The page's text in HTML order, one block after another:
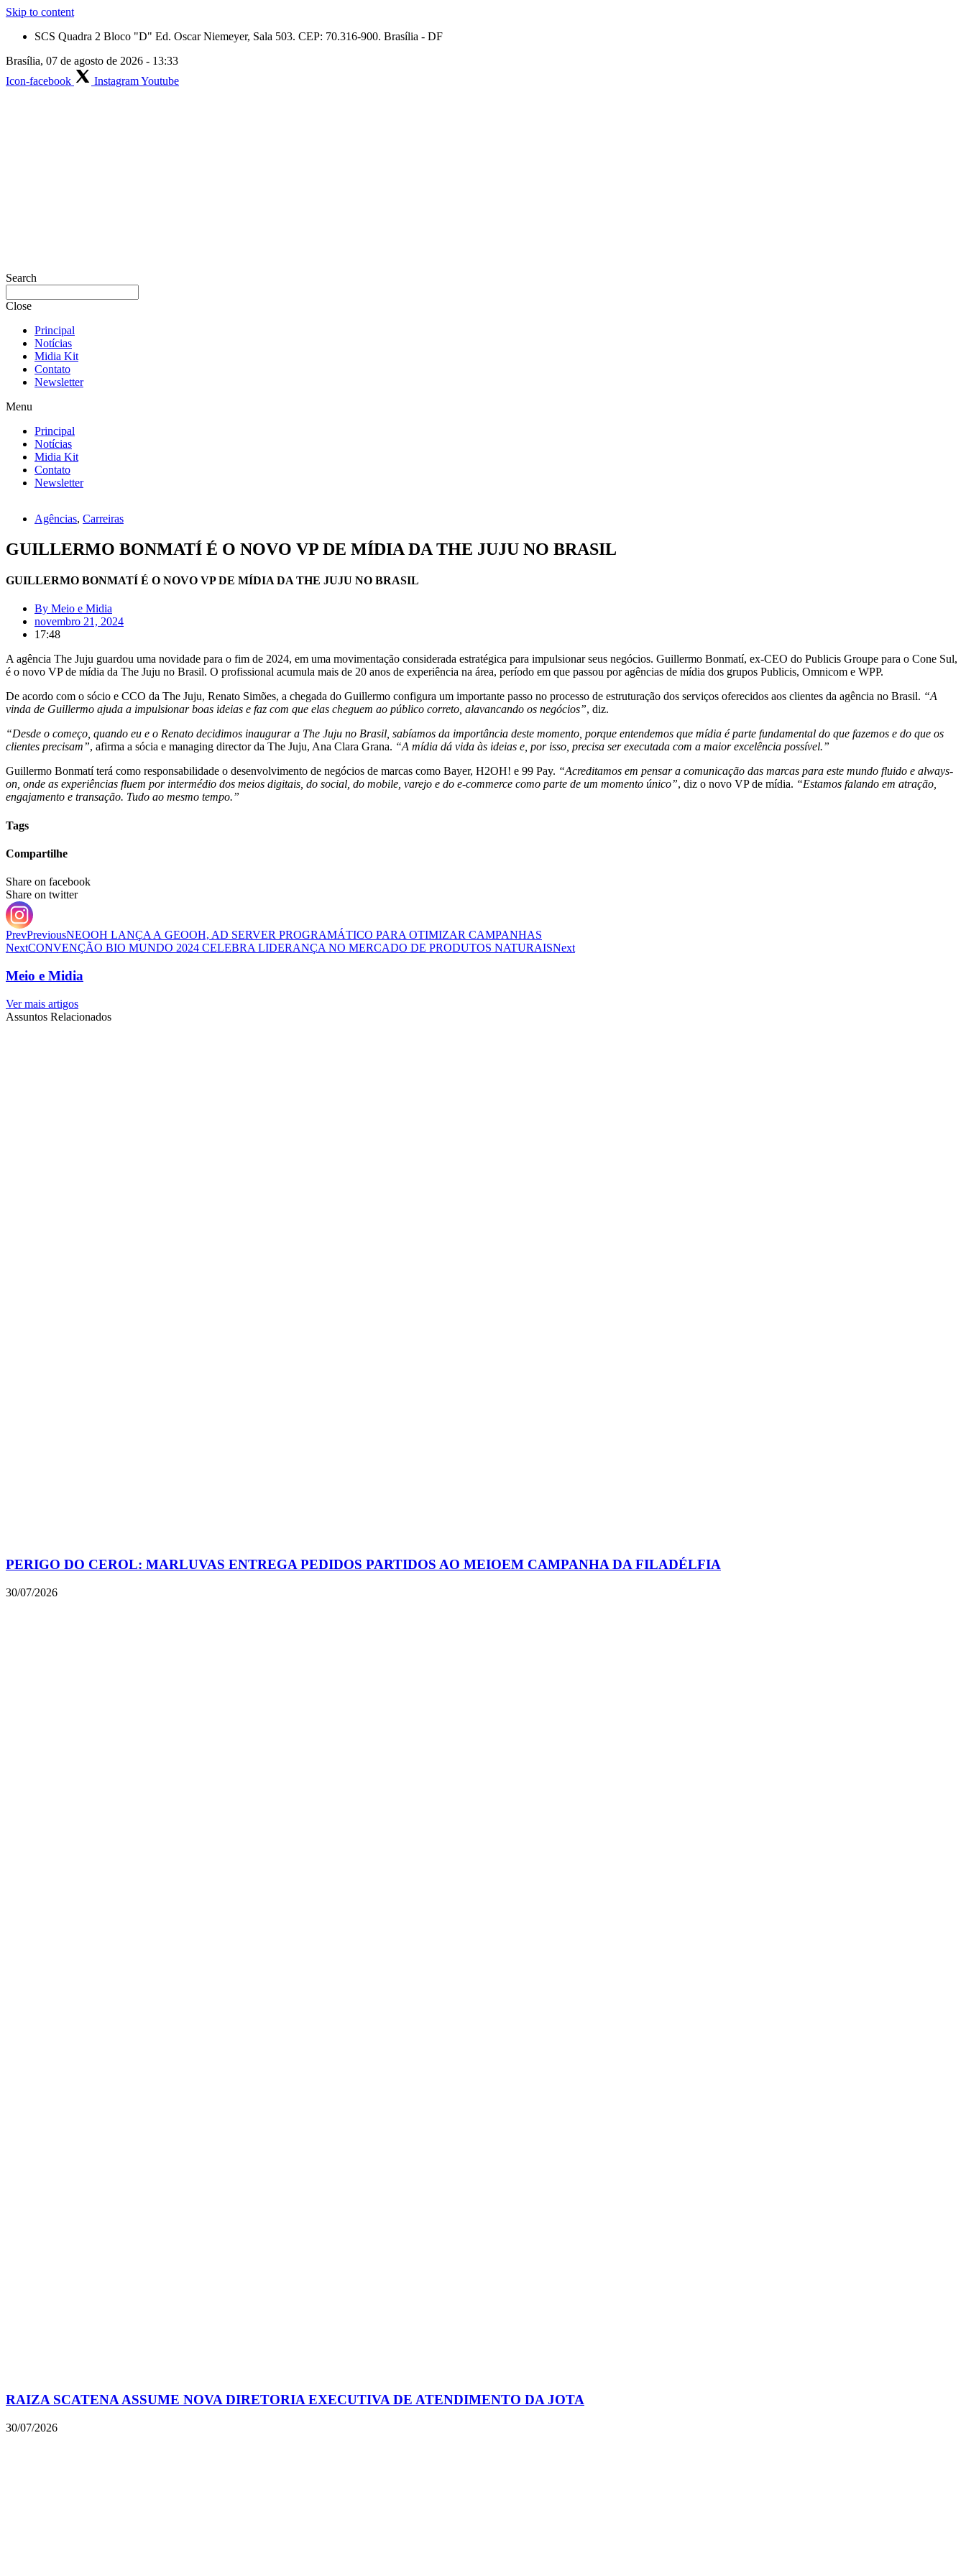
Skip to content
SCS Quadra 2 Bloco "D" Ed. Oscar Niemeyer, Sala 503. CEP: 70.316-900. Brasília - DF
Brasília, 07 de agosto de 2026 - 13:33
Icon-facebook
InstagramYoutube
Search
Close
Principal
Notícias
Midia Kit
Contato
Newsletter
Menu
Principal
Notícias
Midia Kit
Contato
Newsletter
Agências, Carreiras
GUILLERMO BONMATÍ É O NOVO VP DE MÍDIA DA THE JUJU NO BRASIL
GUILLERMO BONMATÍ É O NOVO VP DE MÍDIA DA THE JUJU NO BRASIL
By Meio e Midia
novembro 21, 2024
17:48
A agência The Juju guardou uma novidade para o fim de 2024, em uma movimentação considerada estratégica para impulsionar seus negócios. Guillermo Bonmatí, ex-CEO do Publicis Groupe para o Cone Sul,
é o novo VP de mídia da The Juju no Brasil. O profissional acumula mais de 20 anos de experiência na área, período em que passou por agências de mídia dos grupos Publicis, Omnicom e WPP.
De acordo com o sócio e CCO da The Juju, Renato Simões, a chegada do Guillermo configura um importante passo no processo de estruturação dos serviços oferecidos aos clientes da agência no Brasil. “A
vinda de Guillermo ajuda a impulsionar boas ideias e faz com que elas cheguem ao público correto, alavancando os negócios”, diz.
“Desde o começo, quando eu e o Renato decidimos inaugurar a The Juju no Brasil, sabíamos da importância deste momento, porque entendemos que mídia é parte fundamental do que fazemos e do que os
clientes precisam”, afirma a sócia e managing director da The Juju, Ana Clara Grana. “A mídia dá vida às ideias e, por isso, precisa ser executada com a maior excelência possível.”
Guillermo Bonmatí terá como responsabilidade o desenvolvimento de negócios de marcas como Bayer, H2OH! e 99 Pay. “Acreditamos em pensar a comunicação das marcas para este mundo fluido e always-
on, onde as experiências fluem por intermédio dos meios digitais, do social, do mobile, varejo e do e-commerce como parte de um momento único”, diz o novo VP de mídia. “Estamos falando em atração,
engajamento e transação. Tudo ao mesmo tempo.”
Tags
Compartilhe
Share on facebook
Share on twitter
PrevPreviousNEOOH LANÇA A GEOOH, AD SERVER PROGRAMÁTICO PARA OTIMIZAR CAMPANHAS
NextCONVENÇÃO BIO MUNDO 2024 CELEBRA LIDERANÇA NO MERCADO DE PRODUTOS NATURAISNext
Meio e Midia
Ver mais artigos
Assuntos Relacionados
PERIGO DO CEROL: MARLUVAS ENTREGA PEDIDOS PARTIDOS AO MEIOEM CAMPANHA DA FILADÉLFIA
30/07/2026
RAIZA SCATENA ASSUME NOVA DIRETORIA EXECUTIVA DE ATENDIMENTO DA JOTA
30/07/2026